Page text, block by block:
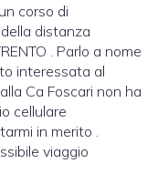
corso di
distanza
. Parlo a nome
interessata al
Ca Foscari non ha
cellulare
in merito .
viaggio